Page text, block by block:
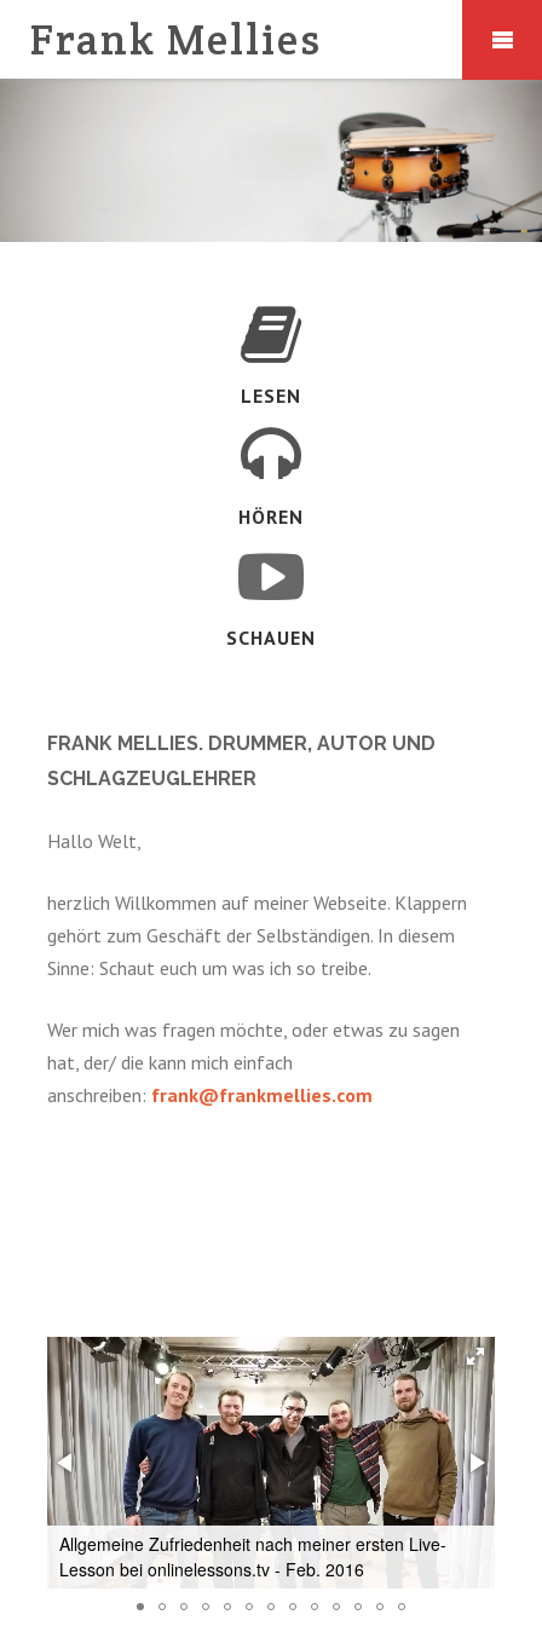
Frank Mellies
LESEN
HÖREN
SCHAUEN
FRANK MELLIES. DRUMMER, AUTOR UND
SCHLAGZEUGLEHRER
Hallo Welt,
herzlich Willkommen auf meiner Webseite. Klappern
gehört zum Geschäft der Selbständigen. In diesem
Sinne: Schaut euch um was ich so treibe.
Wer mich was fragen möchte, oder etwas zu sagen
hat, der/ die kann mich einfach
anschreiben: frank@frankmellies.com
Allgemeine Zufriedenheit nach meiner ersten Live-
Lesson bei onlinelessons.tv - Feb. 2016